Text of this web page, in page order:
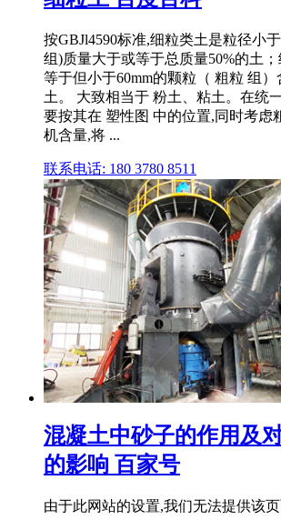
按GBJl4590标准,细粒类土是粒径小
组)质量大于或等于总质量50%的土
等于但小于60mm的颗粒（ 粗粒 组）
土。 大致相当于 粉土、粘土。在统
要按其在 塑性图 中的位置,同时考虑
机含量,将 ...
联系电话: 180 3780 8511
混凝土中砂子的作用及
的影响 百家号
由于此网站的设置,我们无法提供该页